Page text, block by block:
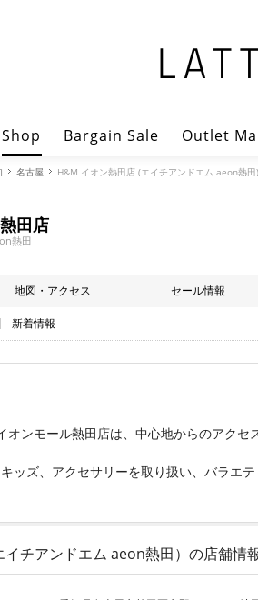
Shop Bargain Sale Outlet
名古屋 H&M イオン熱田店 (エイチアンドエム aeon熱
田店
熱田
地図・アクセス セール情報
新着情報
オンモール熱田店は、中心地からのアク
ッズ、アクセサリーを取り扱い、バラエ
チアンドエム aeon熱田） の店舗情